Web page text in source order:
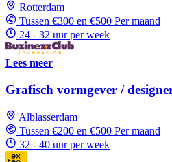
Rotterdam
Tussen €300 en €500 Per maand
24 - 32 uur per week
Lees meer
Grafisch vormgever /
Alblasserdam
Tussen €200 en €500 Per maand
32 - 40 uur per week